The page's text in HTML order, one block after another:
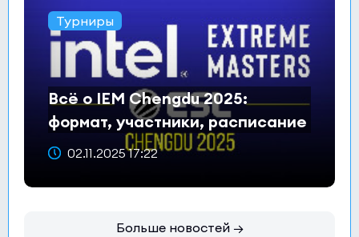
Турниры
Всё о IEM Chengdu 2025:
формат, участники, расписание
и призовой фонд
02.11.2025 17:22
Больше новостей →